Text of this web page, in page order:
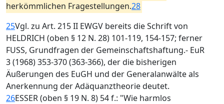
herkömmlichen Fragestellungen.28
25Vgl. zu Art. 215 II EWGV bereits die Schrift von
HELDRICH (oben § 12 N. 28) 101-119, 154-157; ferner
FUSS, Grundfragen der Gemeinschaftshaftung.- EuR
3 (1968) 353-370 (363-366), der die bisherigen
Äußerungen des EuGH und der Generalanwälte als
Anerkennung der Adäquanztheorie deutet.
26ESSER (oben § 19 N. 8) 54 f.: "Wie harmlos